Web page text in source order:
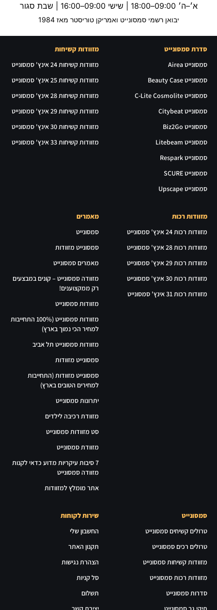
א׳–ה׳ 09:00–18:00 | שישי 09:00–16:00 | שבת סגור
יבואן רשמי סמסונייט ואמריקן טוריסטר מאז 1984
סדרת סמסונייט
סמסונייט Airea
סמסונייט Beauty Case
סמסונייט C-Lite Cosmolite
סמסונייט Citybeat
סמסונייט Biz2Go
סמסונייט Litebeam
סמסונייט Respark
סמסונייט SCURE
סמסונייט Upscape
מזוודות קשיחות
מזוודות קשיחות 24 אינץ' סמסונייט
מזוודות קשיחות 25 אינץ' סמסונייט
מזוודות קשיחות 28 אינץ' סמסונייט
מזוודות קשיחות 29 אינץ' סמסונייט
מזוודות קשיחות 30 אינץ' סמסונייט
מזוודות קשיחות 33 אינץ' סמסונייט
מזוודות רכות
מזוודות רכות 24 אינץ' סמסונייט
מזוודות רכות 28 אינץ' סמסונייט
מזוודות רכות 29 אינץ' סמסונייט
מזוודות רכות 30 אינץ' סמסונייט
מזוודות רכות 31 אינץ' סמסונייט
מאמרים
סמסונייט
סמסונייט מזוודות
מאמרים סמסונייט
מזוודה סמסונייט – קונים במבצעים
רק ממקצוענים!
מזוודות סמסונייט
מזוודות סמסונייט (100% התחייבות
למחיר הכי נמוך בארץ)
מזוודות סמסונייט תל אביב
סמסונייט מזוודות
סמסונייט מזוודות (התחייבות
למחירים הטובים בארץ)
יתרונות סמסונייט
מזוודת רכיבה לילדים
סט מזוודות סמסונייט
מזוודת סמסונייט
7 סיבות עיקריות מדוע כדאי לקנות
מזוודה סמסונייט
אתר מומלץ למזוודות
סמסונייט
טרולים קשיחים סמסונייט
טרולים רכים סמסונייט
מזוודות קשיחות סמסונייט
מזוודות רכות סמסונייט
סדרות סמסונייט
שירות לקוחות
החשבון שלי
תקנון האתר
הצהרת נגישות
סל קניות
תשלום